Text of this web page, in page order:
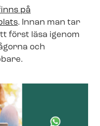
på
. Innan man tar
först läsa igenom
och